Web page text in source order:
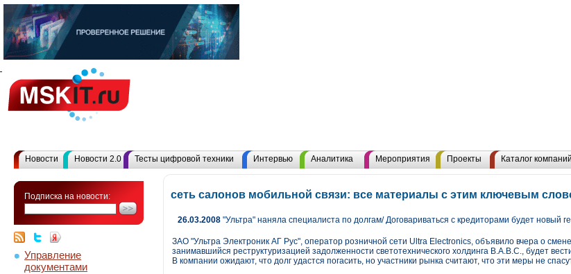
Новости Новости 2.0 Тесты цифровой техники Интервью Аналитика Мероприятия Проекты Каталог компаний
Подписка на новости:
Управление
документами
сеть салонов мобильной связи: все материалы с этим ключевым
26.03.2008 "Ультра" наняла специалиста по долгам/ Договариваться с кредиторами будет новый
ЗАО "Ультра Электроник АГ Рус", оператор розничной сети Ultra Electronics, объявило вчера о
занимавшийся реструктуризацией задолженности светотехнического холдинга В.А.В.С., будет
В компании ожидают, что долг удастся погасить, но участники рынка считают, что эти меры не